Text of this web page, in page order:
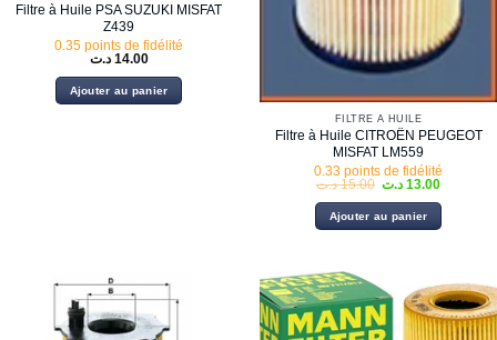
Filtre à Huile PSA SUZUKI MISFAT
Z439
0.35 points de fidélité
14.00 د.ت
Ajouter au panier
FILTRE À HUILE
Filtre à Huile CITROËN PEUGEOT
MISFAT LM559
0.33 points de fidélité
15.00 د.ت
Le
initial
était :
13.00 د.ت
Le
actuel
est :
Ajouter au panier